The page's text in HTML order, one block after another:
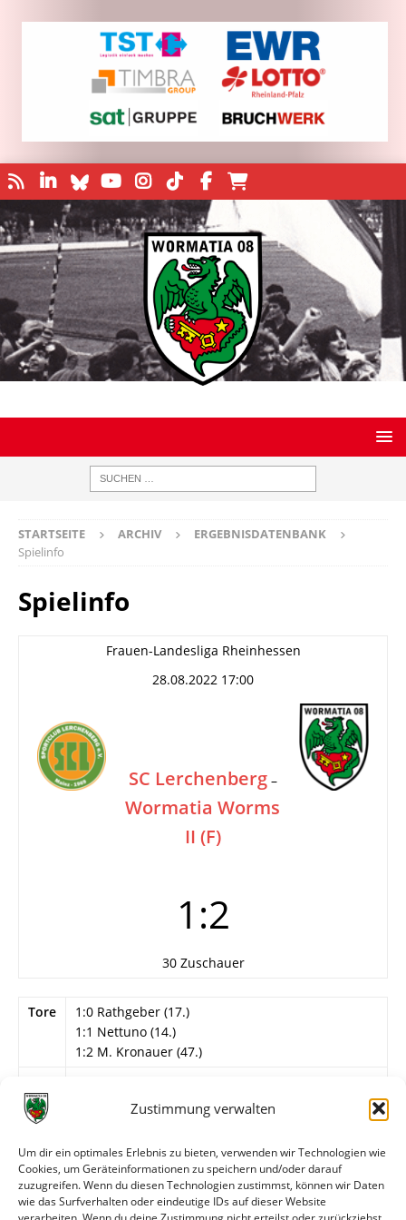
Zustimmung verwalten
Um dir ein optimales Erlebnis zu bieten, verwenden wir Technologien wie
Cookies, um Geräteinformationen zu speichern und/oder darauf
zuzugreifen. Wenn du diesen Technologien zustimmst, können wir Daten
wie das Surfverhalten oder eindeutige IDs auf dieser Website
STARTSEITE ARCHIV
ERGEBNISDATENBANK
Spielinfo
Spielinfo
Frauen-Landesliga Rheinhessen
28.08.2022 17:00
SC Lerchenberg –
Wormatia Worms
II (F)
1:2
30 Zuschauer
Tore
1:0 Rathgeber (17.)
1:1 Nettuno (14.)
1:2 M. Kronauer (47.)
M. Kronauer – Haas (85. Greiner), Mogharebian,
Schlösser, Helf – Brehm (70. Silva Goncalves),
Nettuno (75. Yuday).